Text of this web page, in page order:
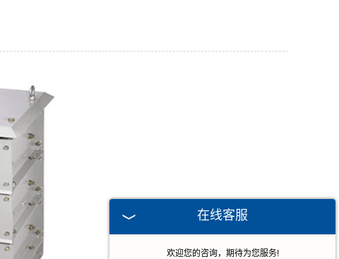
在线客服
欢迎您的咨询，期待为您服务!